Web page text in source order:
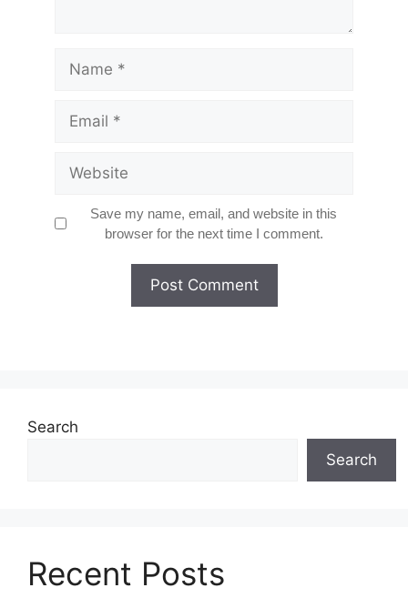
Save my name, email, and website in this
browser for the next time I comment.
Search
Search
Recent Posts